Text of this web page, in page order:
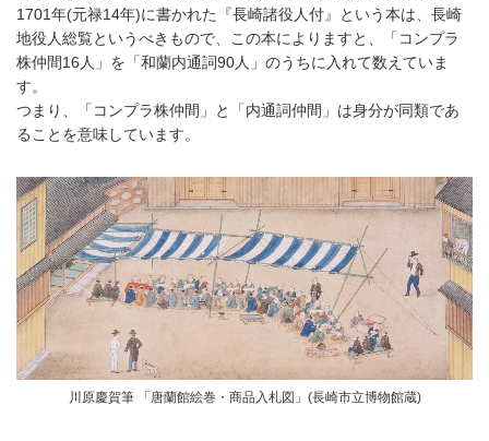
1701年(元禄14年)に書かれた『長崎諸役人付』という本は、長崎
地役人総覧というべきもので、この本によりますと、「コンプラ
株仲間16人」を「和蘭内通詞90人」のうちに入れて数えていま
す。
つまり、「コンプラ株仲間」と「内通詞仲間」は身分が同類であ
ることを意味しています。
川原慶賀筆 「唐蘭館絵巻・商品入札図」(長崎市立博物館蔵)